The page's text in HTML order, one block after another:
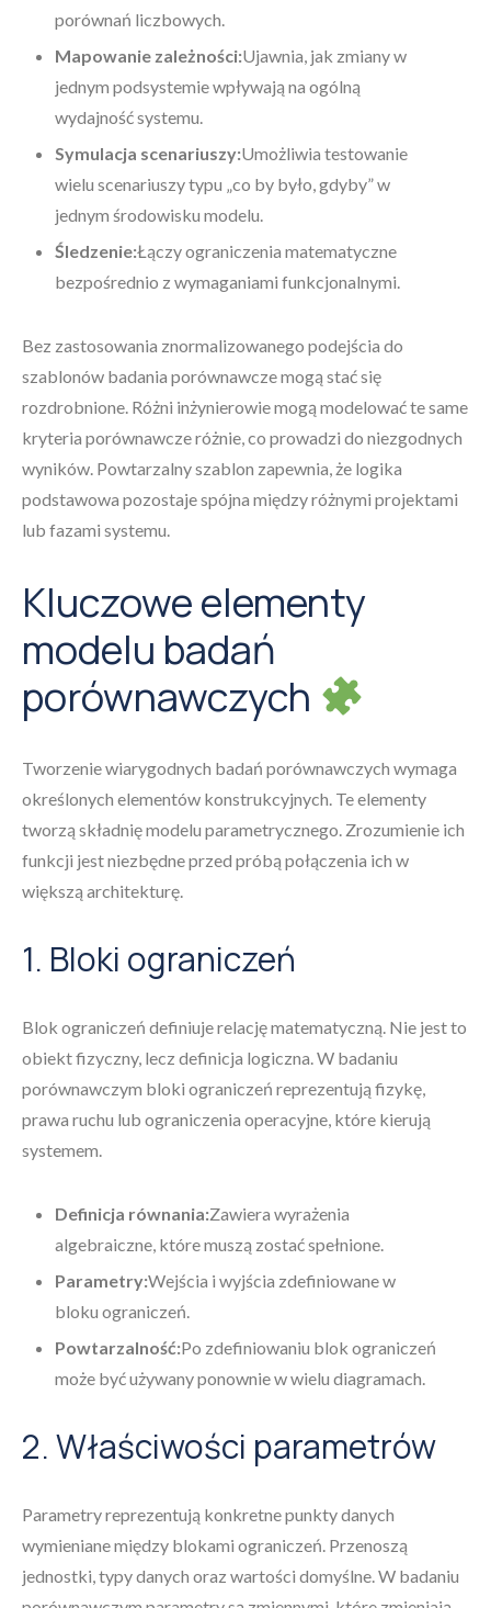
porównań liczbowych.
Mapowanie zależności:Ujawnia, jak zmiany w
jednym podsystemie wpływają na ogólną
wydajność systemu.
Symulacja scenariuszy:Umożliwia testowanie
wielu scenariuszy typu „co by było, gdyby” w
jednym środowisku modelu.
Śledzenie:Łączy ograniczenia matematyczne
bezpośrednio z wymaganiami funkcjonalnymi.
Bez zastosowania znormalizowanego podejścia do
szablonów badania porównawcze mogą stać się
rozdrobnione. Różni inżynierowie mogą modelować te same
kryteria porównawcze różnie, co prowadzi do niezgodnych
wyników. Powtarzalny szablon zapewnia, że logika
podstawowa pozostaje spójna między różnymi projektami
lub fazami systemu.
Kluczowe elementy
modelu badań
porównawczych
Tworzenie wiarygodnych badań porównawczych wymaga
określonych elementów konstrukcyjnych. Te elementy
tworzą składnię modelu parametrycznego. Zrozumienie ich
funkcji jest niezbędne przed próbą połączenia ich w
większą architekturę.
1. Bloki ograniczeń
Blok ograniczeń definiuje relację matematyczną. Nie jest to
obiekt fizyczny, lecz definicja logiczna. W badaniu
porównawczym bloki ograniczeń reprezentują fizykę,
prawa ruchu lub ograniczenia operacyjne, które kierują
systemem.
Definicja równania:Zawiera wyrażenia
algebraiczne, które muszą zostać spełnione.
Parametry:Wejścia i wyjścia zdefiniowane w
bloku ograniczeń.
Powtarzalność:Po zdefiniowaniu blok ograniczeń
może być używany ponownie w wielu diagramach.
2. Właściwości parametrów
Parametry reprezentują konkretne punkty danych
wymieniane między blokami ograniczeń. Przenoszą
jednostki, typy danych oraz wartości domyślne. W badaniu